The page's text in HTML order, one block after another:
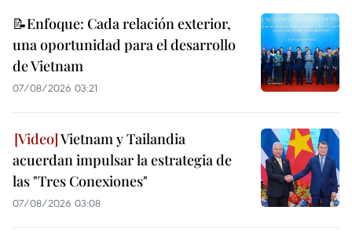
📝Enfoque: Cada relación exterior,
una oportunidad para el desarrollo
de Vietnam
07/08/2026 03:21
Vietnam y Tailandia
acuerdan impulsar la estrategia de
las "Tres Conexiones"
07/08/2026 03:08